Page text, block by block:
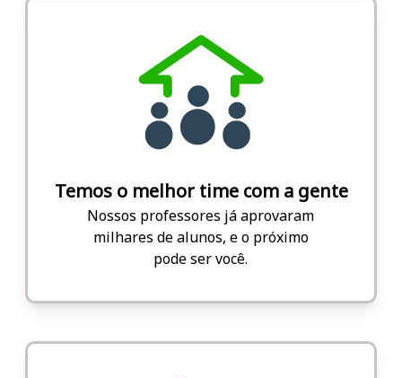
Temos o melhor time com a gente
Nossos professores já aprovaram
milhares de alunos, e o próximo
pode ser você.